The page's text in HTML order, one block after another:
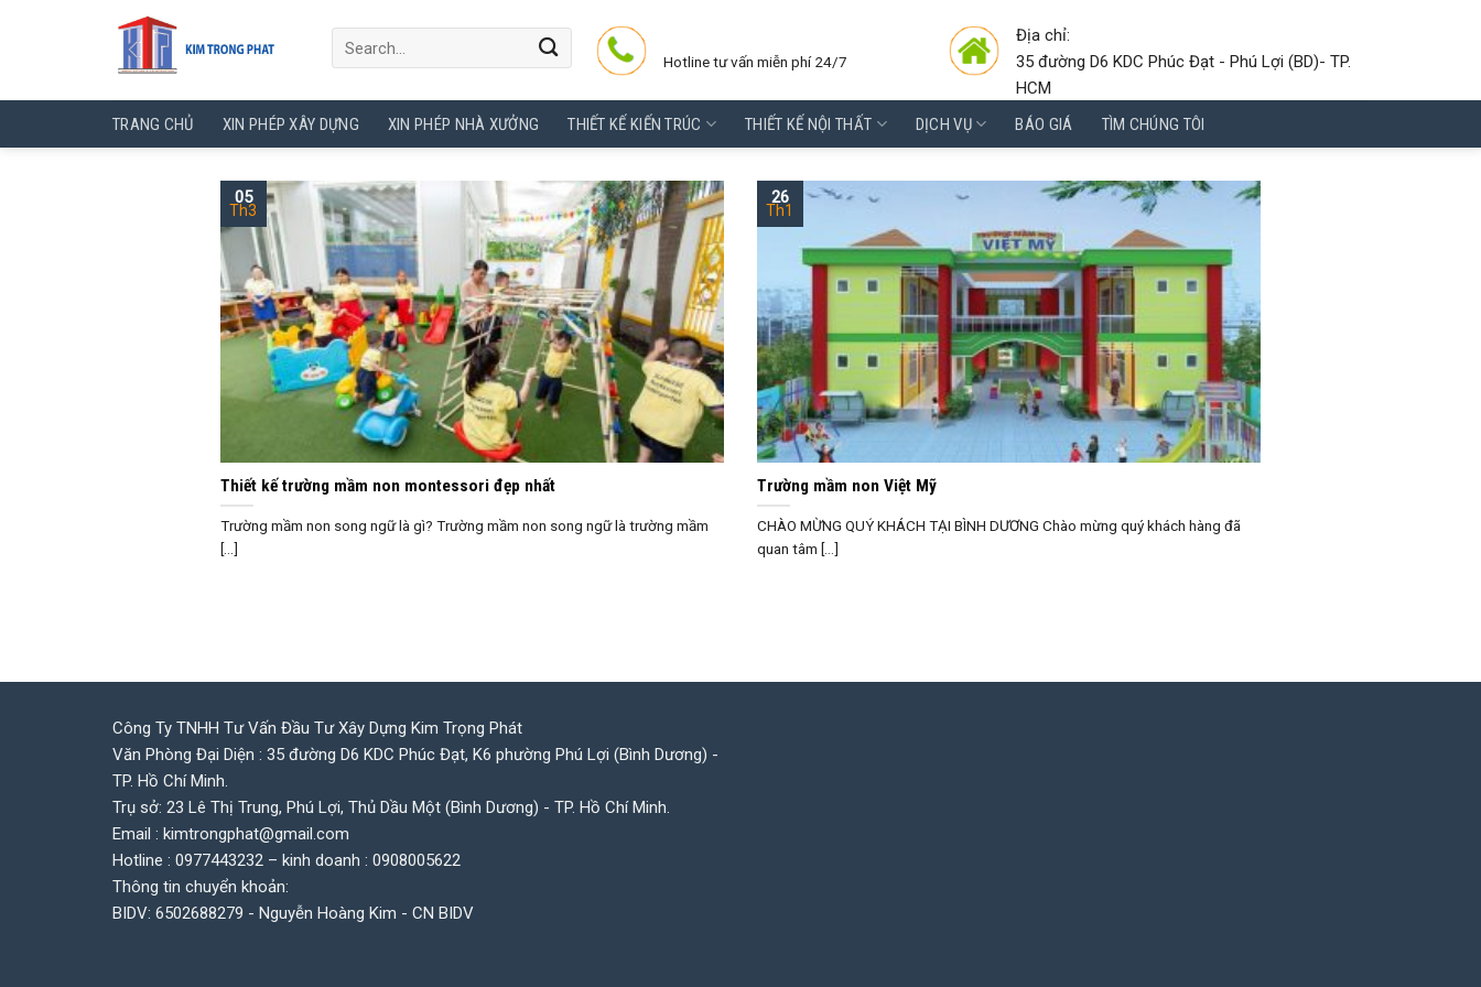
Hotline tư vấn miễn phí 24/7
Địa chỉ:
35 đường D6 KDC Phúc Đạt - Phú Lợi (BD)- TP.
HCM
TRANG CHỦ
XIN PHÉP XÂY DỰNG XIN PHÉP NHÀ XƯỞNG THIẾT KẾ KIẾN TRÚC THIẾT KẾ NỘI THẤT DỊCH VỤ BÁO GIÁ TÌM CHÚNG TÔI
Thiết kế trường mầm non montessori đẹp nhất
Trường mầm non song ngữ là gì? Trường mầm non song ngữ là trường mầm
[...]
05
Th3
Trường mầm non Việt Mỹ
CHÀO MỪNG QUÝ KHÁCH TẠI BÌNH DƯƠNG Chào mừng quý khách hàng đã
quan tâm [...]
26
Th1
Công Ty TNHH Tư Vấn Đầu Tư Xây Dựng Kim Trọng Phát
Văn Phòng Đại Diện : 35 đường D6 KDC Phúc Đạt, K6 phường Phú Lợi (Bình Dương) -
TP. Hồ Chí Minh.
Trụ sở: 23 Lê Thị Trung, Phú Lợi, Thủ Dầu Một (Bình Dương) - TP. Hồ Chí Minh.
Email : kimtrongphat@gmail.com
Hotline : 0977443232 – kinh doanh : 0908005622
Thông tin chuyển khoản:
BIDV: 6502688279 - Nguyễn Hoàng Kim - CN BIDV